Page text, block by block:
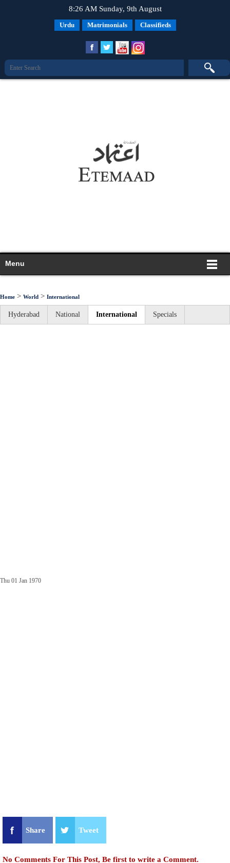
8:26 AM Sunday, 9th August
Urdu Matrimonials Classifieds
Menu
Home > World > International
Hyderabad National International Specials
Thu 01 Jan 1970
Share Tweet
No Comments For This Post, Be first to write a Comment.